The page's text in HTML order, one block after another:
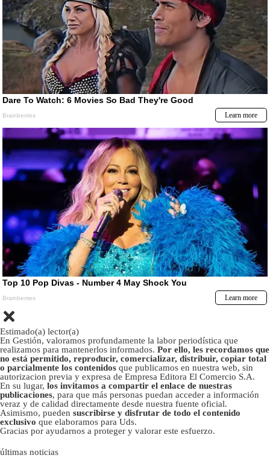
Estimado(a) lector(a)
En Gestión, valoramos profundamente la labor periodística que
realizamos para mantenerlos informados. Por ello, les recordamos que
no está permitido, reproducir, comercializar, distribuir, copiar total
o parcialmente los contenidos que publicamos en nuestra web, sin
autorizacion previa y expresa de Empresa Editora El Comercio S.A.
En su lugar, los invitamos a compartir el enlace de nuestras
publicaciones, para que más personas puedan acceder a información
veraz y de calidad directamente desde nuestra fuente oficial.
Asimismo, pueden suscribirse y disfrutar de todo el contenido
exclusivo que elaboramos para Uds.
Gracias por ayudarnos a proteger y valorar este esfuerzo.
últimas noticias